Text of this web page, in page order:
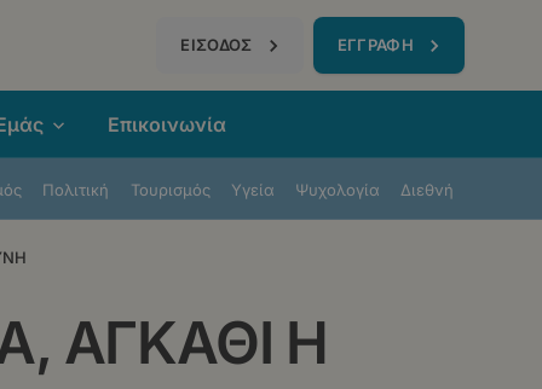
ΕΙΣΟΔΟΣ ΕΓΓΡΑΦΗ
Πολιτική Τουρισμός Υγεία Ψυχολογία Διεθνή
Επικοινωνία
ΑΓΚΑΘΙ Η